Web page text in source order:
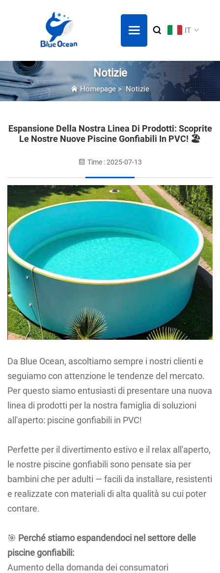
IT
Notizie
Homepage>Notizie
Espansione Della Nostra Linea Di Prodotti: Scoprite
Le Nostre Nuove Piscine Gonfiabili In PVC! 🏖️
Time : 2025-07-13
Da Blue Ocean, ascoltiamo sempre i nostri clienti e
seguiamo con attenzione le tendenze del mercato.
Per questo siamo entusiasti di presentare una nuova
linea di prodotti per la nostra famiglia di soluzioni
all'aperto: piscine gonfiabili in PVC!
Perfette per il divertimento estivo e il relax all'aperto,
le nostre piscine gonfiabili sono pensate sia per
bambini che per adulti — facili da installare, resistenti
e realizzate con materiali di alta qualità su cui poter
contare.
🎯 Perché stiamo espandendoci nel settore delle
piscine gonfiabili:
Aumento della domanda dei consumatori